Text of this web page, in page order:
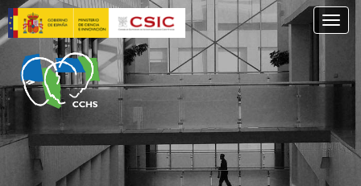
Pasar
al
contenido
principal